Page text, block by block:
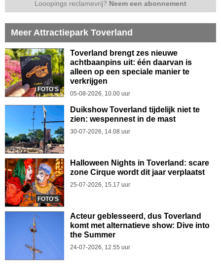
Looopings reclamevrij? Neem een abonnement
Meer Attractiepark Toverland
FOTO'S
Toverland brengt zes nieuwe
achtbaanpins uit: één daarvan is
alleen op een speciale manier te
verkrijgen
05-08-2026, 10.00 uur
Duikshow Toverland tijdelijk niet te
zien: wespennest in de mast
30-07-2026, 14.08 uur
FOTO'S
Halloween Nights in Toverland: scare
zone Cirque wordt dit jaar verplaatst
25-07-2026, 15.17 uur
Acteur geblesseerd, dus Toverland
komt met alternatieve show: Dive into
the Summer
24-07-2026, 12.55 uur